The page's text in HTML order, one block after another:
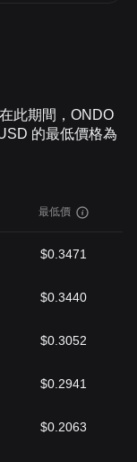
此期間，ONDO
的最低價格為
最低價
$0.3471
$0.3440
$0.3052
$0.2941
$0.2063